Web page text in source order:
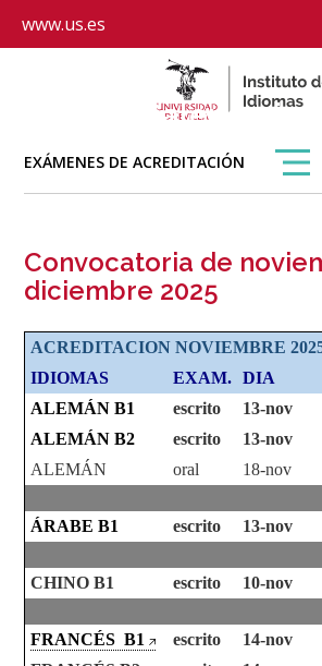
www.us.es
Calendario
exámenes
EXÁMENES DE ACREDITACIÓN
Convocatoria de
diciembre 2025
ACREDITACION NOVIEMBRE
IDIOMAS
EXAM. DIA
ALEMÁN B1
escrito 13-nov
ALEMÁN B2
escrito 13-nov
ALEMÁN
oral 18-nov
ÁRABE B1 escrito 13-nov
CHINO B1 escrito 10-nov
FRANCÉS B1 escrito 14-nov